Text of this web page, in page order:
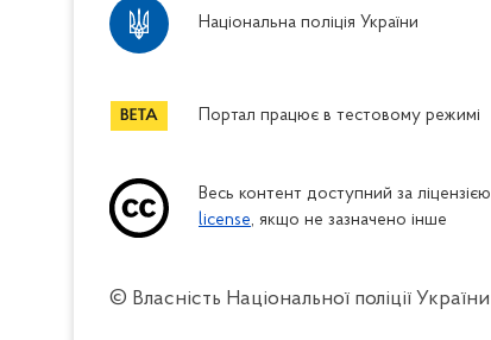
Національна поліція України
Портал працює в тестовому режимі
Весь контент доступний за ліцензією
license, якщо не зазначено інше
© Власність Національної поліції України